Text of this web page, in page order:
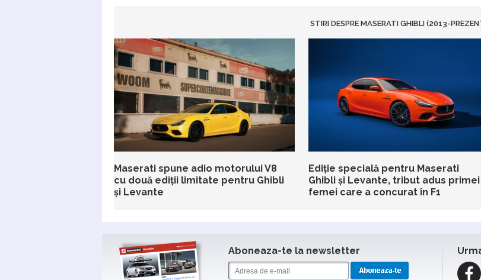
STIRI DESPRE MASERATI GHIBLI (2013-
Maserati spune adio motorului V8
cu două ediții limitate pentru Ghibli
și Levante
Ediție specială pentru Maserati
Ghibli și Levante, tribut adus primei
femei care a concurat în F1
Aboneaza-te la newsletter